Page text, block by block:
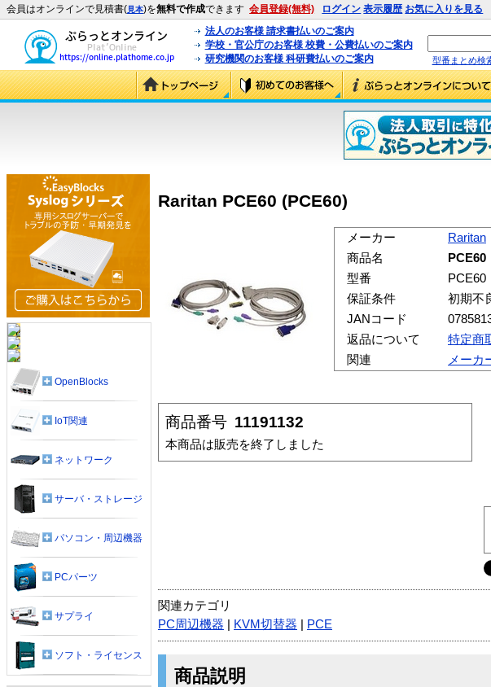
会員はオンラインで見積書(見本)を無料で作成できます 会員登録(無料) ログイン 表示履歴 お気に入りを見る
法人のお客様 請求書払いのご案内
学校・官公庁のお客様 校費・公費払いのご案内
研究機関のお客様 科研費払いのご案内
型番まとめ検
Raritan PCE60 (PCE60)
メーカー
Raritan
商品名
PCE60
型番
PCE60
保証条件
初期不
JANコード
返品について
特定商
関連
メーカ
商品番号 11191132
本商品は販売を終了しました
関連カテゴリ
PC周辺機器
KVM切替器 PCE
商品説明
OpenBlocks
IoT関連
ネットワーク
サーバ・ストレージ
パソコン・周辺機器
PCパーツ
サプライ
ソフト・ライセンス